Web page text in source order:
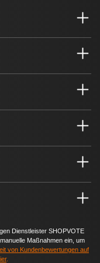
Dienstleister SHOPVOTE
Maßnahmen ein, um
von Kundenbewertungen auf
.